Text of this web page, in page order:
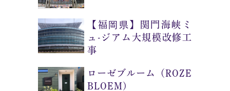
【福岡県】関門海峡ミ
ュ-ジアム大規模改修工
事
ローゼブルーム（ROZE
BLOEM)